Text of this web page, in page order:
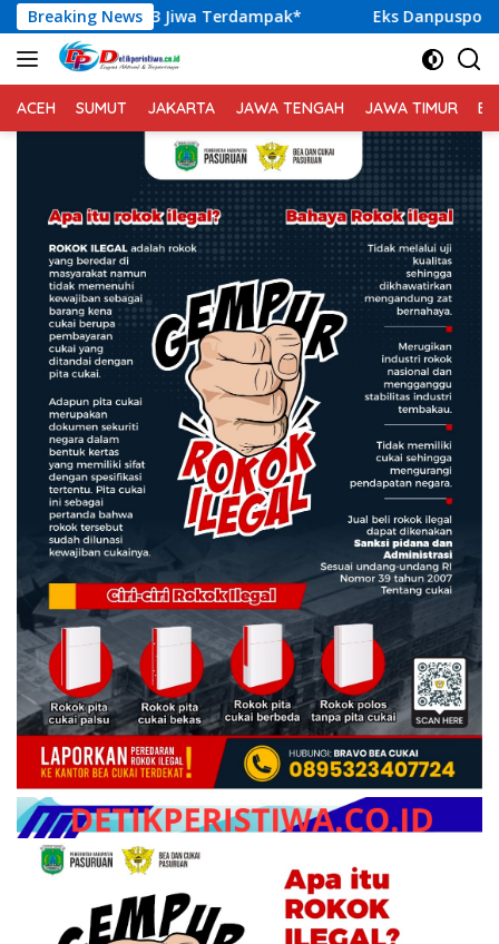
Langsung
ke
konten
Breaking News
Jiwa Terdampak* Eks Danpuspom TNI Nazali Lempo
ACEH SUMUT JAKARTA JAWA TENGAH JAWA TIMUR